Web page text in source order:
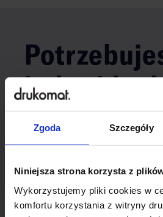
Zgoda Szczegóły
Niniejsza strona korzysta z
Wykorzystujemy pliki cookies w
komfortu korzystania z witryny
Odezwij się do nas, aby
Skontaktuj się